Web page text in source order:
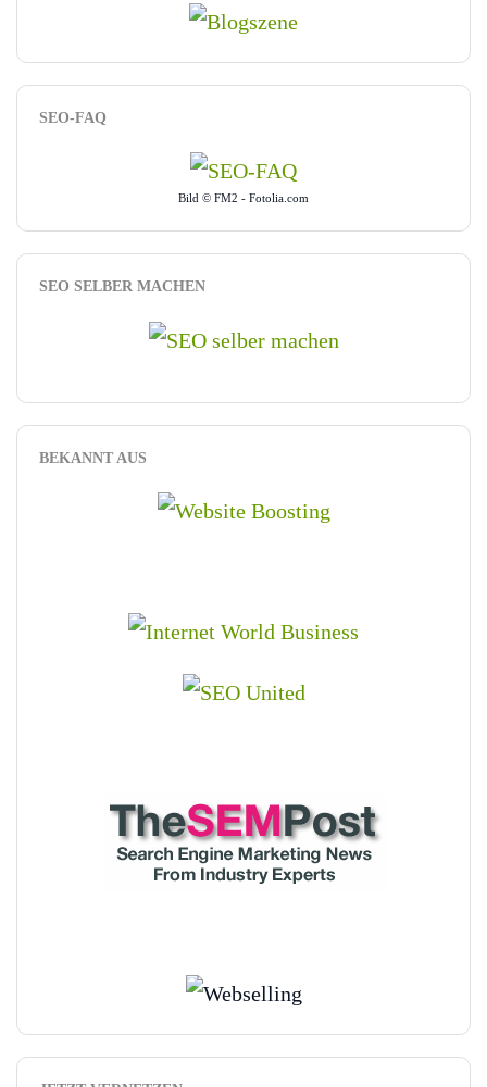
SEO-FAQ
Bild © FM2 - Fotolia.com
SEO SELBER MACHEN
BEKANNT AUS